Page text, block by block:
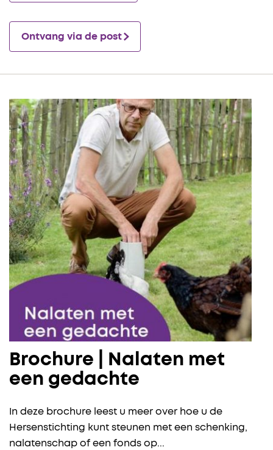
Ontvang via de post
Brochure | Nalaten met
een gedachte
In deze brochure leest u meer over hoe u de
Hersenstichting kunt steunen met een schenking,
nalatenschap of een fonds op...